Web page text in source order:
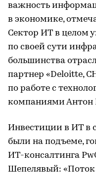
важность
в экономике,
Сектор ИТ в целом
по своей сути
большинства
партнер «Deloitte,
по работе с
компаниями Антон
Инвестиции в ИТ в
были на подъеме,
ИТ-консалтинга
Шепелявый: